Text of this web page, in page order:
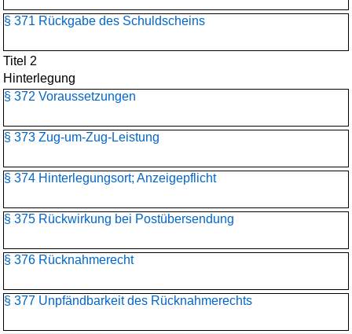
§ 371 Rückgabe des Schuldscheins
Titel 2
Hinterlegung
§ 372 Voraussetzungen
§ 373 Zug-um-Zug-Leistung
§ 374 Hinterlegungsort; Anzeigepflicht
§ 375 Rückwirkung bei Postübersendung
§ 376 Rücknahmerecht
§ 377 Unpfändbarkeit des Rücknahmerechts